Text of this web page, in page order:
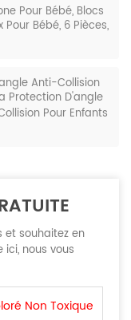
Pour Bébé, Blocs
Bébé, 6 Pièces,
Anti-Collision
Protection D'angle
Pour Enfants
et souhaitez en
ici, nous vous
Non Toxique